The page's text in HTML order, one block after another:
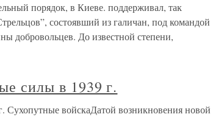
порядок, в Киеве. поддерживал, так
состоявший из галичан, под командой
добровольцев. До известной степени,
силы в 1939 г.
Сухопутные войскаДатой возникновения новой